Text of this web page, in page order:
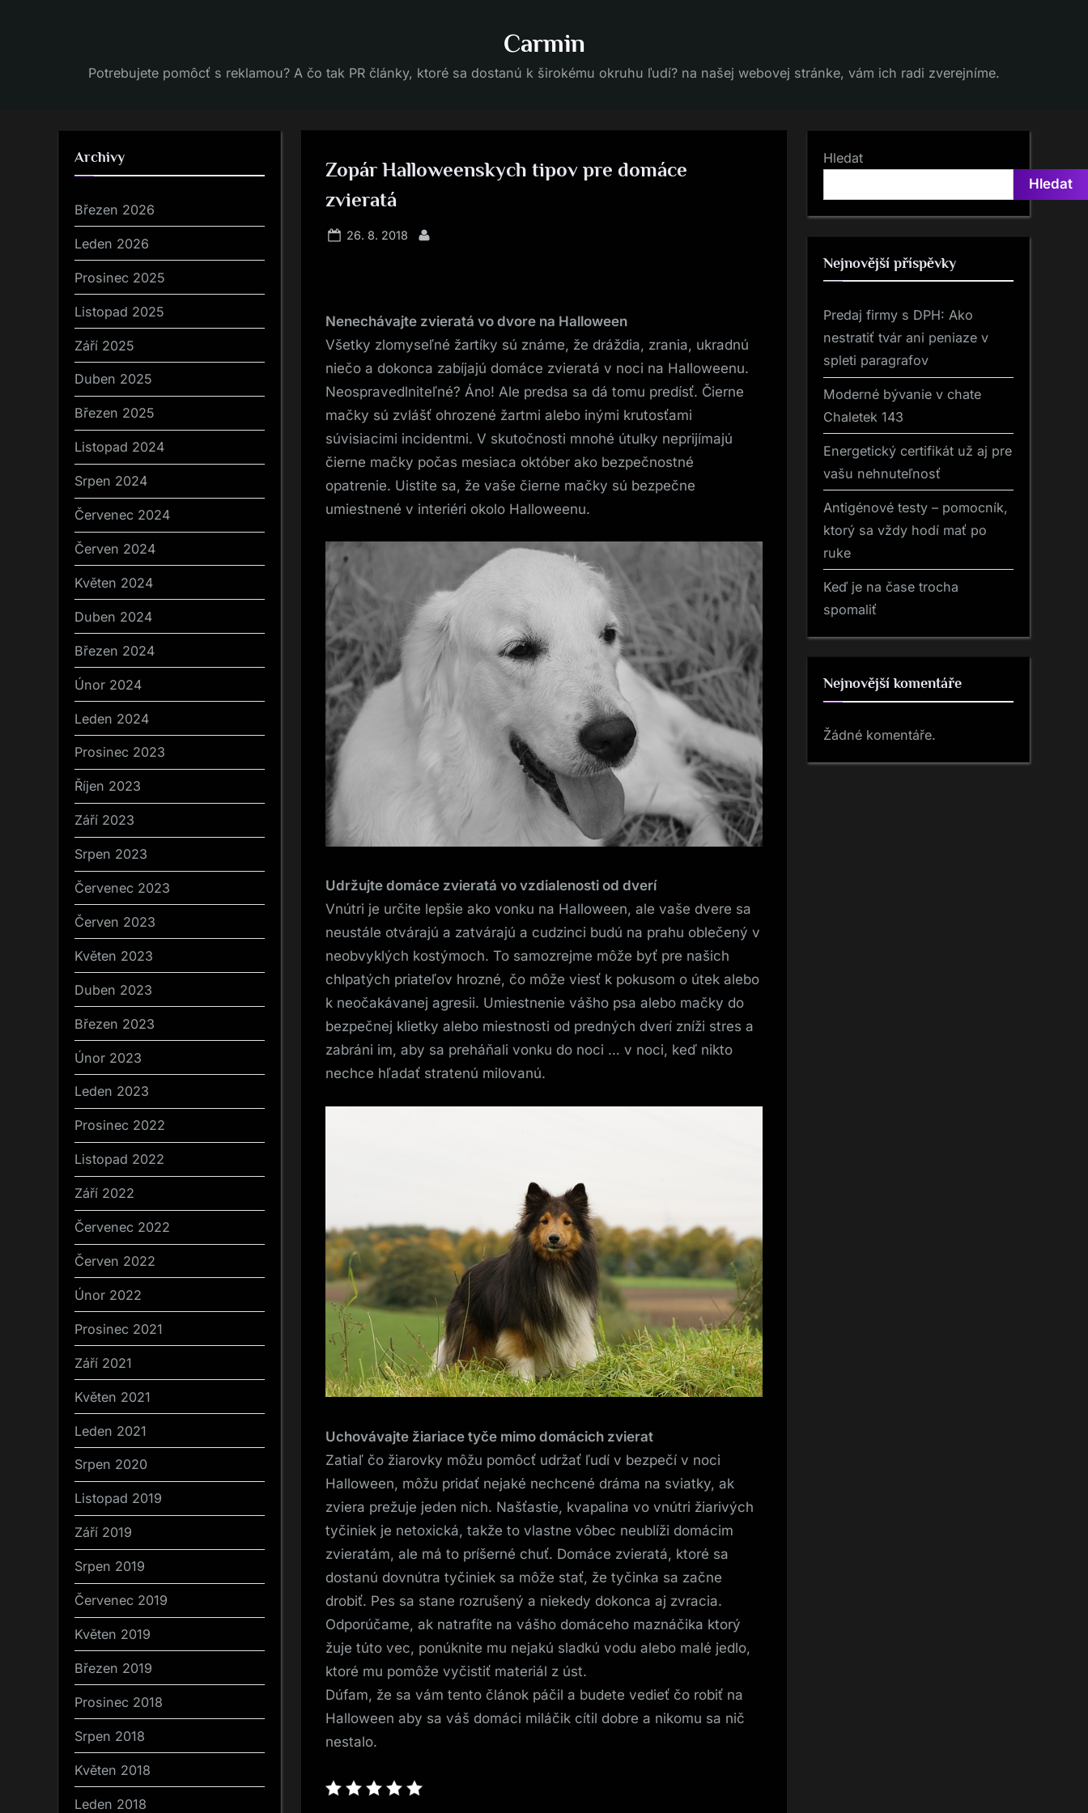
Carmin
Potrebujete pomôcť s reklamou? A čo tak PR články, ktoré sa dostanú k širokému okruhu ľudí? na našej webovej stránke, vám ich radi zverejníme.
Zopár Halloweenskych tipov pre domáce
zvieratá
Posted
26. 8. 2018
Nenechávajte zvieratá vo dvore na Halloween
Všetky zlomyseľné žartíky sú známe, že dráždia, zrania, ukradnú
niečo a dokonca zabíjajú domáce zvieratá v noci na Halloweenu.
Neospravedlniteľné? Áno! Ale predsa sa dá tomu predísť. Čierne
mačky sú zvlášť ohrozené žartmi alebo inými krutosťami
súvisiacimi incidentmi. V skutočnosti mnohé útulky neprijímajú
čierne mačky počas mesiaca október ako bezpečnostné
opatrenie. Uistite sa, že vaše čierne mačky sú bezpečne
umiestnené v interiéri okolo Halloweenu.
Udržujte domáce zvieratá vo vzdialenosti od dverí
Vnútri je určite lepšie ako vonku na Halloween, ale vaše dvere sa
neustále otvárajú a zatvárajú a cudzinci budú na prahu oblečený v
neobvyklých kostýmoch. To samozrejme môže byť pre našich
chlpatých priateľov hrozné, čo môže viesť k pokusom o útek alebo
k neočakávanej agresii. Umiestnenie vášho psa alebo mačky do
bezpečnej klietky alebo miestnosti od predných dverí zníži stres a
zabráni im, aby sa preháňali vonku do noci … v noci, keď nikto
nechce hľadať stratenú milovanú.
Uchovávajte žiariace tyče mimo domácich zvierat
Zatiaľ čo žiarovky môžu pomôcť udržať ľudí v bezpečí v noci
Halloween, môžu pridať nejaké nechcené dráma na sviatky, ak
zviera prežuje jeden nich. Našťastie, kvapalina vo vnútri žiarivých
tyčiniek je netoxická, takže to vlastne vôbec neublíži domácim
zvieratám, ale má to príšerné chuť. Domáce zvieratá, ktoré sa
dostanú dovnútra tyčiniek sa môže stať, že tyčinka sa začne
drobiť. Pes sa stane rozrušený a niekedy dokonca aj zvracia.
Odporúčame, ak natrafíte na vášho domáceho maznáčika ktorý
žuje túto vec, ponúknite mu nejakú sladkú vodu alebo malé jedlo,
ktoré mu pomôže vyčistiť materiál z úst.
Dúfam, že sa vám tento článok páčil a budete vedieť čo robiť na
Halloween aby sa váš domáci miláčik cítil dobre a nikomu sa nič
nestalo.
Archivy
Březen 2026
Leden 2026
Prosinec 2025
Listopad 2025
Září 2025
Duben 2025
Březen 2025
Listopad 2024
Srpen 2024
Červenec 2024
Červen 2024
Květen 2024
Duben 2024
Březen 2024
Únor 2024
Leden 2024
Prosinec 2023
Říjen 2023
Září 2023
Srpen 2023
Červenec 2023
Červen 2023
Květen 2023
Duben 2023
Březen 2023
Únor 2023
Leden 2023
Prosinec 2022
Listopad 2022
Září 2022
Červenec 2022
Červen 2022
Únor 2022
Prosinec 2021
Září 2021
Květen 2021
Leden 2021
Srpen 2020
Listopad 2019
Září 2019
Srpen 2019
Červenec 2019
Květen 2019
Březen 2019
Prosinec 2018
Srpen 2018
Květen 2018
Leden 2018
Hledat
Hledat
Nejnovější příspěvky
Predaj firmy s DPH: Ako
nestratiť tvár ani peniaze v
spleti paragrafov
Moderné bývanie v chate
Chaletek 143
Energetický certifikát už aj pre
vašu nehnuteľnosť
Antigénové testy – pomocník,
ktorý sa vždy hodí mať po
ruke
Keď je na čase trocha
spomaliť
Nejnovější komentáře
Žádné komentáře.